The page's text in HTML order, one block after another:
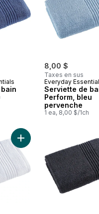
8,00 $
Taxes en sus
Everyday
Serviette de
Perform, bleu
pervenche
1 ea, 8,00 $/1ch
Perform, turquoise au
Ajouter Serviette de